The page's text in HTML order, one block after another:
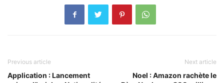
Previous article
Application : Lancement
Next article
Noel : Amazon rachète le